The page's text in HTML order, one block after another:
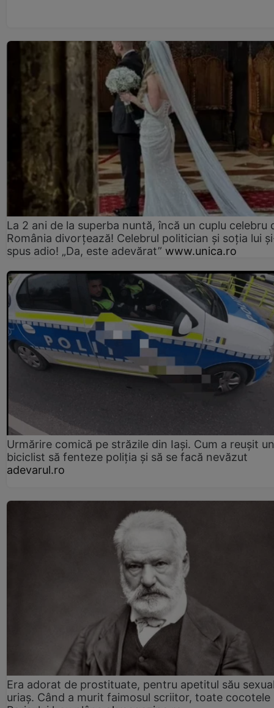
La 2 ani de la superba nuntă, încă un cuplu celebru
România divorțează! Celebrul politician și soția lui
spus adio! „Da, este adevărat” www.unica.ro
Urmărire comică pe străzile din Iași. Cum a reușit un
biciclist să fenteze poliția și să se facă nevăzut
adevarul.ro
Era adorat de prostituate, pentru apetitul său
uriaș. Când a murit faimosul scriitor, toate cocotele